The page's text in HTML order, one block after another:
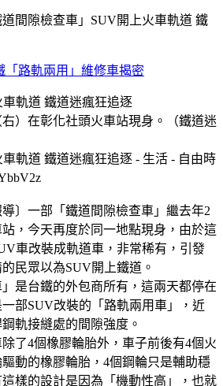
「路軌兩用」維修車揭密
軌道 鐵道迷瘋狂追逐
右）在彰化社頭火車站現身。（鐵道迷
軌道 鐵道迷瘋狂追逐 - 生活 - 自由時
導〕一部「鐵道間隙檢查車」繼去年2
，今天再度於同一地點現身，由於這
車改裝成軌道車，非常稀有，引發
民眾以為SUV開上鐵道。
是台鐵的外包商所有，這兩天都停在
部SUV改裝的「路軌兩用車」，近
軌接縫處的間隙強度。
了4個橡膠輪胎外，車子前後有4個火
動的橡膠輪胎，4個鋼輪只是輔助穩
樣的設計是因為「機動性高」，也就